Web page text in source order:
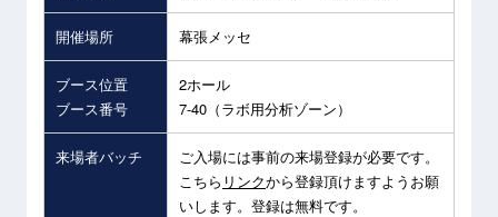
開催場所 幕張メッセ
ブース位置
ブース番号
2ホール
7-40（ラボ用分析ゾーン）
来場者バッチ
ご入場には事前の来場登録が必要です。
こちら リンクから登録頂けますようお願
いします。登録は無料です。